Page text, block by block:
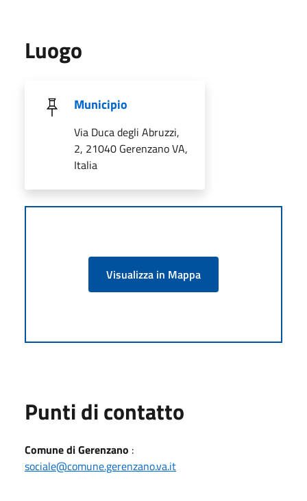
Luogo
Municipio
Via Duca degli Abruzzi,
2, 21040 Gerenzano VA,
Italia
Visualizza in Mappa
Punti di contatto
Comune di Gerenzano :
sociale@comune.gerenzano.va.it